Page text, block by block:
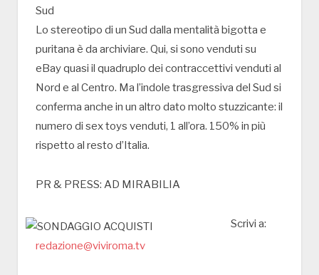
Sud
Lo stereotipo di un Sud dalla mentalità bigotta e
puritana è da archiviare. Qui, si sono venduti su
eBay quasi il quadruplo dei contraccettivi venduti al
Nord e al Centro. Ma l’indole trasgressiva del Sud si
conferma anche in un altro dato molto stuzzicante: il
numero di sex toys venduti, 1 all’ora. 150% in più
rispetto al resto d’Italia.
PR & PRESS: AD MIRABILIA
Scrivi a:
redazione@viviroma.tv